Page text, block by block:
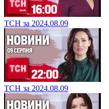
ТСН за 2024.08.09
ТСН за 2024.08.09